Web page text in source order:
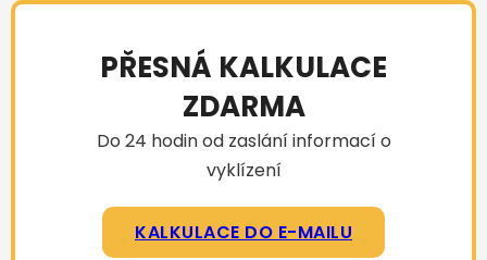
PŘESNÁ KALKULACE
ZDARMA
Do 24 hodin od zaslání informací o
vyklízení
KALKULACE DO E-MAILU